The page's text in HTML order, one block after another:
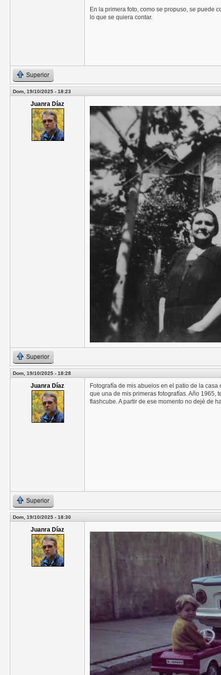
En la primera foto, como se propuso, se puede
lo que se quiera contar.
Superior
Dom, 19/10/2025 - 18:23
Juanra Díaz
Superior
Dom, 19/10/2025 - 18:28
Juanra Díaz
Fotografía de mis abuelos en el patio de la
que una de mis primeras fotografías. Año 1965,
flashcube. A partir de ese momento no dejé de
Superior
Dom, 19/10/2025 - 18:30
Juanra Díaz